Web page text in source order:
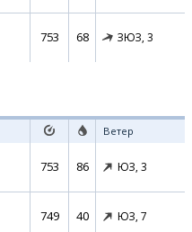
753 68 ЗЮЗ, 3
Ветер
753 86 ЮЗ, 3
749 40 ЮЗ, 7